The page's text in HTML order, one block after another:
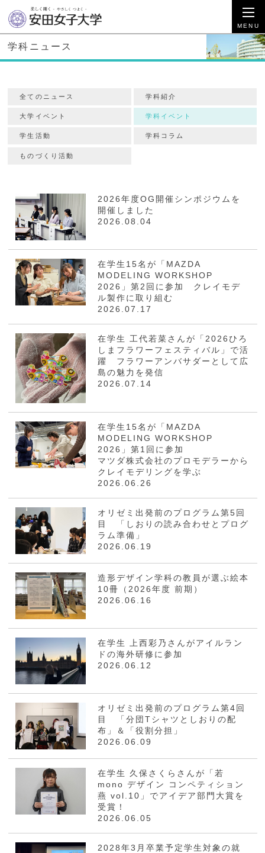
学科ニュース
全てのニュース 学科紹介
大学イベント 学科イベント
学生活動 学科コラム
ものづくり活動
2026年度OG開催シンポジウムを
開催しました
2026.08.04
在学生15名が「MAZDA
MODELING WORKSHOP
2026」第2回に参加 クレイモデ
ル製作に取り組む
2026.07.17
在学生 工代若菜さんが「2026ひろ
しまフラワーフェスティバル」で活
躍 フラワーアンバサダーとして広
島の魅力を発信
2026.07.14
在学生15名が「MAZDA
MODELING WORKSHOP
2026」第1回に参加
マツダ株式会社のプロモデラーから
クレイモデリングを学ぶ
2026.06.26
オリゼミ出発前のプログラム第5回
目 「しおりの読み合わせとプログ
ラム準備」
2026.06.19
造形デザイン学科の教員が選ぶ絵本
10冊（2026年度 前期）
2026.06.16
在学生 上西彩乃さんがアイルラン
ドの海外研修に参加
2026.06.12
オリゼミ出発前のプログラム第4回
目 「分団Tシャツとしおりの配
布」＆「役割分担」
2026.06.09
在学生 久保さくらさんが「若
mono デザイン コンペティション
燕 vol.10」でアイデア部門大賞を
受賞！
2026.06.05
2028年3月卒業予定学生対象の就